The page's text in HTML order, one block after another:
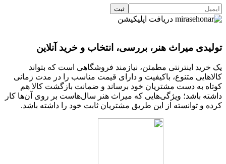
دریافت اپلیکیشن
تولیدی میراث هنر، بررسی، انتخاب و خرید آنلاین
یک خرید اینترنتی مطمئن، نیازمند فروشگاهی است که بتواند
کالاهایی متنوع، باکیفیت و دارای قیمت مناسب را در مدت زمانی
کوتاه به دست مشتریان خود برساند و ضمانت بازگشت کالا هم
داشته باشد؛ ویژگی‌هایی که میراث هنر سال‌هاست بر روی آن‌ها کار
کرده و توانسته از این طریق مشتریان ثابت خود را داشته باشد.